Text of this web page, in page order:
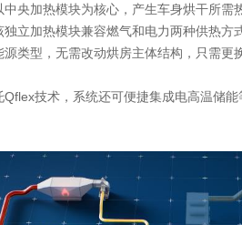
中央加热模块为核心，产生车身烘干所需
独立加热模块兼容燃气和电力两种供热方
源类型，无需改动烘房主体结构，只需更
Qflex技术，系统还可便捷集成电高温储